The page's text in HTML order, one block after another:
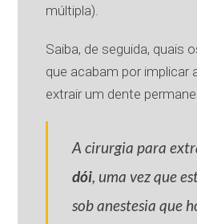
múltipla).
Saiba, de seguida, quais
que acabam por implicar
extrair um dente
A cirurgia para
dói, uma vez que
sob anestesia que